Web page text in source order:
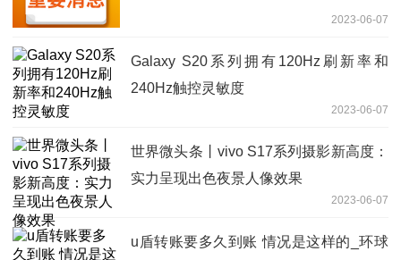
2023-06-07
Galaxy S20系列拥有120Hz刷新率和
240Hz触控灵敏度
2023-06-07
世界微头条丨vivo S17系列摄影新高度：
实力呈现出色夜景人像效果
2023-06-07
u盾转账要多久到账 情况是这样的_环球